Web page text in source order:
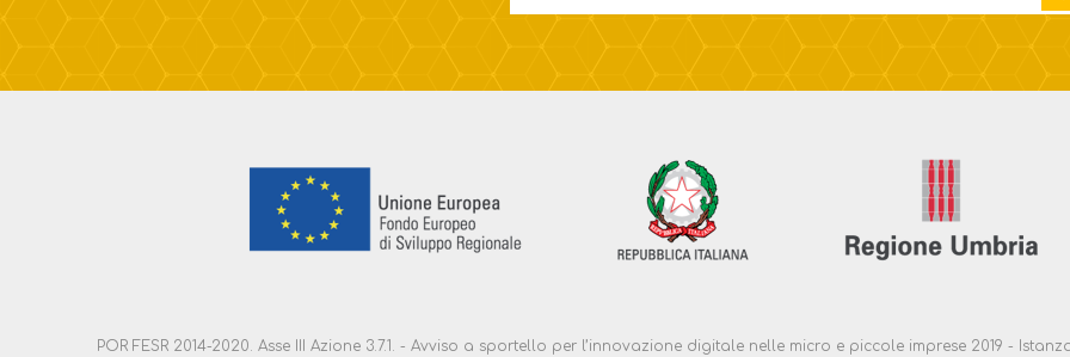
POR FESR 2014-2020. Asse III Azione 3.7.1. - Avviso a sportello per l’innovazione digitale nelle micro e piccole imprese 2019 -